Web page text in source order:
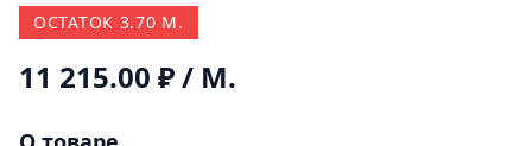
ОСТАТОК 3.70 М.
11 215.00 ₽/ М.